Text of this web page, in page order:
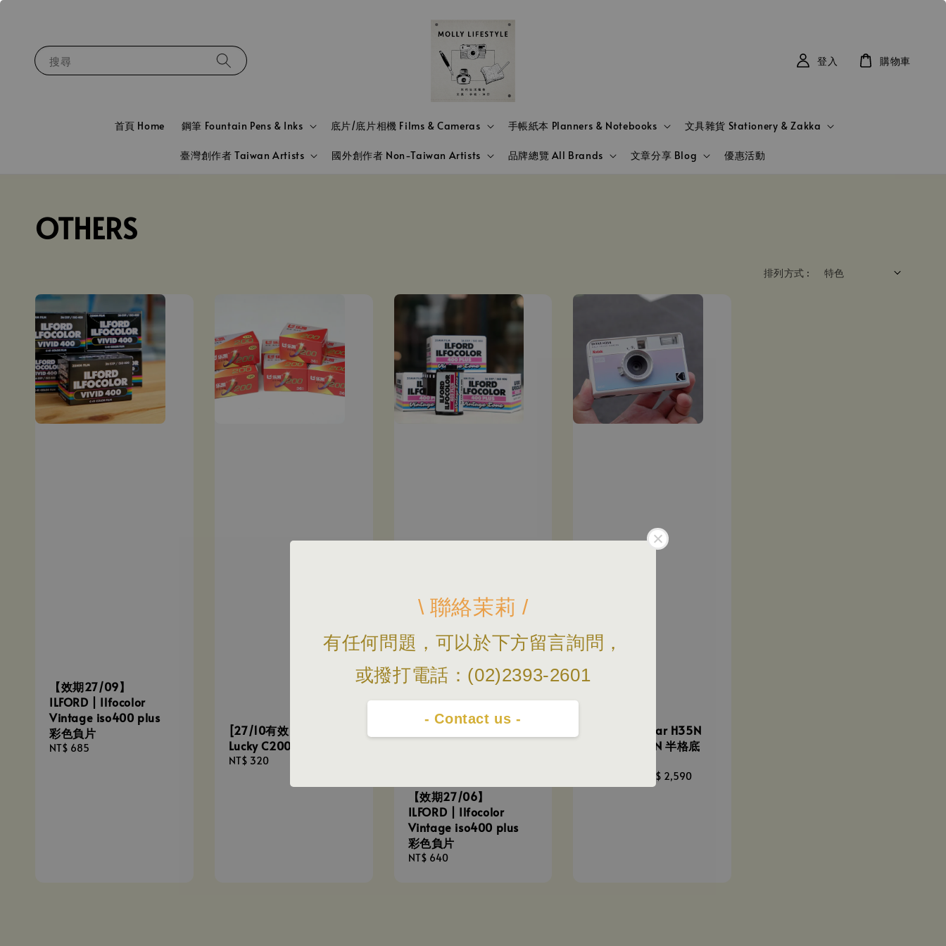
\ 聯絡茉莉 /
有任何問題，可以於下方留言詢問，
或撥打電話：(02)2393-2601
- Contact us -
搜尋
首頁 Home 鋼筆 Fountain Pens & Inks 底片/底片相機 Films & Cameras 手帳紙本 Planners & Notebooks 文具雜貨 Stationery & Zakka
臺灣創作者 Taiwan Artists 國外創作者 Non-Taiwan Artists 品牌總覽 All Brands 文章分享 Blog 優惠活動
登入 購物車
OTHERS
排列方式 :
【效期27/09】
ILFORD | Ilfocolor
Vintage iso400 plus
彩色負片
Regular
NT$ 685
[27/10有效] 樂凱 |
Lucky C200 彩色負片
Regular
NT$ 320
【效期27/06】
ILFORD | Ilfocolor
Vintage iso400 plus
彩色負片
Regular
NT$ 640
KODAK | Ektar H35N
BT21 EDITION 半格底
price
NT$ 2,590